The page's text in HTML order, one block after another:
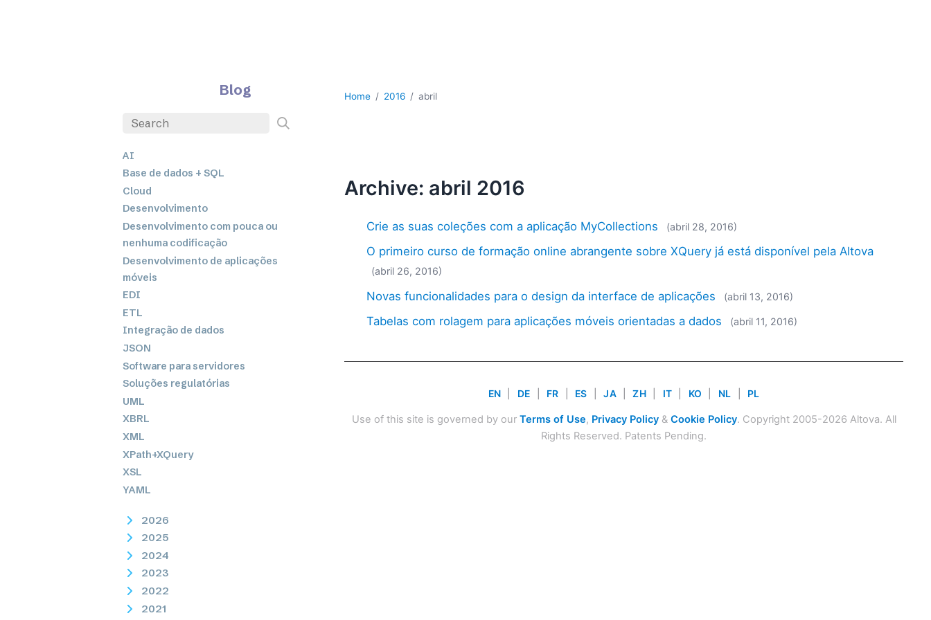
Blog
AI
Base de dados + SQL
Cloud
Desenvolvimento
Desenvolvimento com pouca ou
nenhuma codificação
Desenvolvimento de aplicações
móveis
EDI
ETL
Integração de dados
JSON
Software para servidores
Soluções regulatórias
UML
XBRL
XML
XPath+XQuery
XSL
YAML
2026
2025
2024
2023
2022
2021
Home 2016 abril
Archive: abril 2016
Crie as suas coleções com a aplicação MyCollections (abril 28, 2016)
O primeiro curso de formação online abrangente sobre XQuery já está disponível pela Altova
(abril 26, 2016)
Novas funcionalidades para o design da interface de aplicações (abril 13, 2016)
Tabelas com rolagem para aplicações móveis orientadas a dados (abril 11, 2016)
EN DE FR ES JA ZH IT KO NL PL
Use of this site is governed by our Terms of Use, Privacy Policy& Cookie Policy. Copyright 2005-2026 Altova. All
Rights Reserved. Patents Pending.